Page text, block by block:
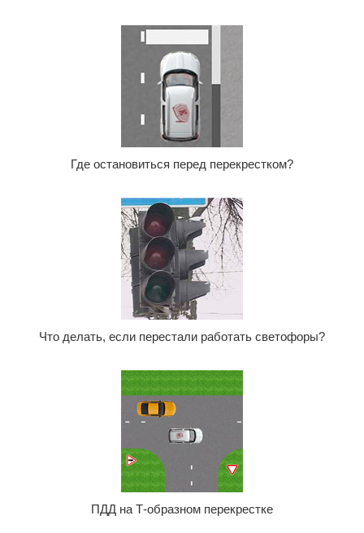
Где остановиться перед перекрестком?
Что делать, если перестали работать светофоры?
ПДД на Т-образном перекрестке